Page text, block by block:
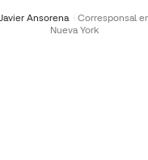
Javier Ansorena
Corresponsal
Nueva York